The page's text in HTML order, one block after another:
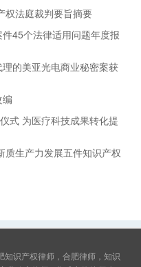
权法庭裁判要旨摘要
45个法律适用问题年度报
的美亚光电商业秘密案获
式 为医疗科技成果转化提
生产力发展五件知识产权
知识产权律师，合肥律师，知识